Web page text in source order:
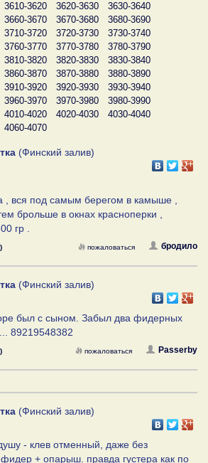
3610-3620 3620-3630
3630-3640
3660-3670 3670-3680
3680-3690
3710-3720 3720-3730
3730-3740
3760-3770 3770-3780
3780-3790
3810-3820 3820-3830
3830-3840
3860-3870 3870-3880
3880-3890
3910-3920 3920-3930
3930-3940
3960-3970 3970-3980
3980-3990
4010-4020 4020-4030
4030-4040
4060-4070
(Финский залив)
, вся под самым берегом в камыше ,
брольше в окнах красноперки ,
гр .
бродило
пожаловаться
(Финский залив)
был с сыном. Забыл два фидерных
89219548382
Passerby
пожаловаться
(Финский залив)
- клев отменный, даже без
+ опарыш. правда густера как по